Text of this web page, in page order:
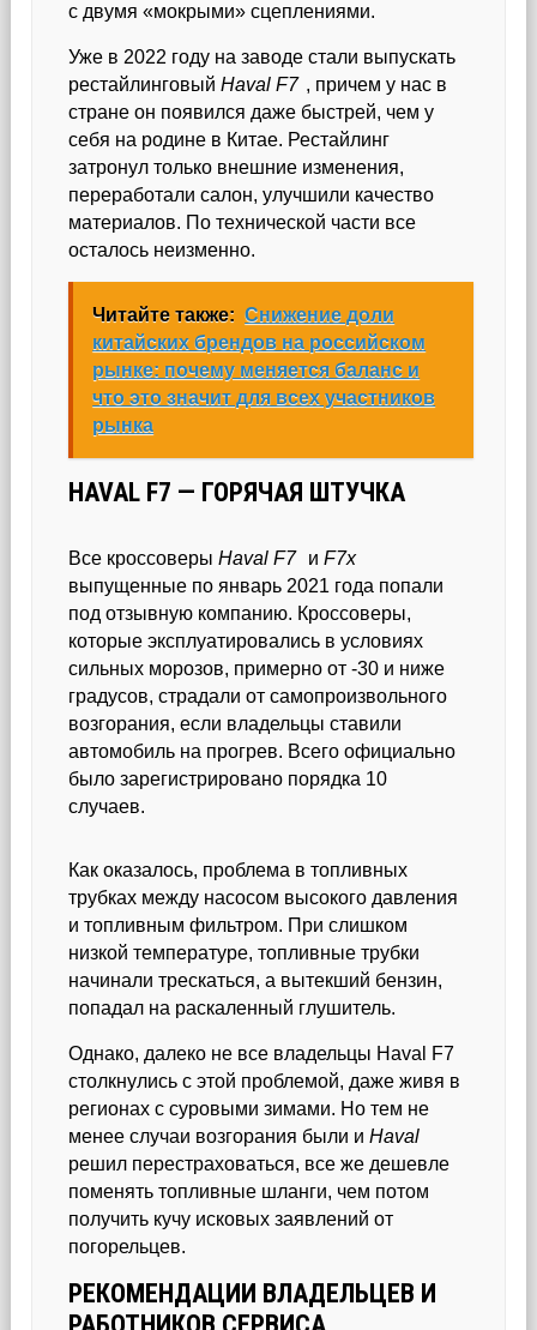
с двумя «мокрыми» сцеплениями.
Уже в 2022 году на заводе стали выпускать
рестайлинговыйHaval F7 , причем у нас в
стране он появился даже быстрей, чем у
себя на родине в Китае. Рестайлинг
затронул только внешние изменения,
переработали салон, улучшили качество
материалов. По технической части все
осталось неизменно.
Читайте также: Снижение доли
китайских брендов на российском
рынке: почему меняется баланс и
что это значит для всех участников
рынка
HAVAL F7 — ГОРЯЧАЯ ШТУЧКА
Все кроссоверыHaval F7 иF7x
выпущенные по январь 2021 года попали
под отзывную компанию. Кроссоверы,
которые эксплуатировались в условиях
сильных морозов, примерно от -30 и ниже
градусов, страдали от самопроизвольного
возгорания, если владельцы ставили
автомобиль на прогрев. Всего официально
было зарегистрировано порядка 10
случаев.
Как оказалось, проблема в топливных
трубках между насосом высокого давления
и топливным фильтром. При слишком
низкой температуре, топливные трубки
начинали трескаться, а вытекший бензин,
попадал на раскаленный глушитель.
Однако, далеко не все владельцы Haval F7
столкнулись с этой проблемой, даже живя в
регионах с суровыми зимами. Но тем не
менее случаи возгорания были иHaval
решил перестраховаться, все же дешевле
поменять топливные шланги, чем потом
получить кучу исковых заявлений от
погорельцев.
РЕКОМЕНДАЦИИ ВЛАДЕЛЬЦЕВ И